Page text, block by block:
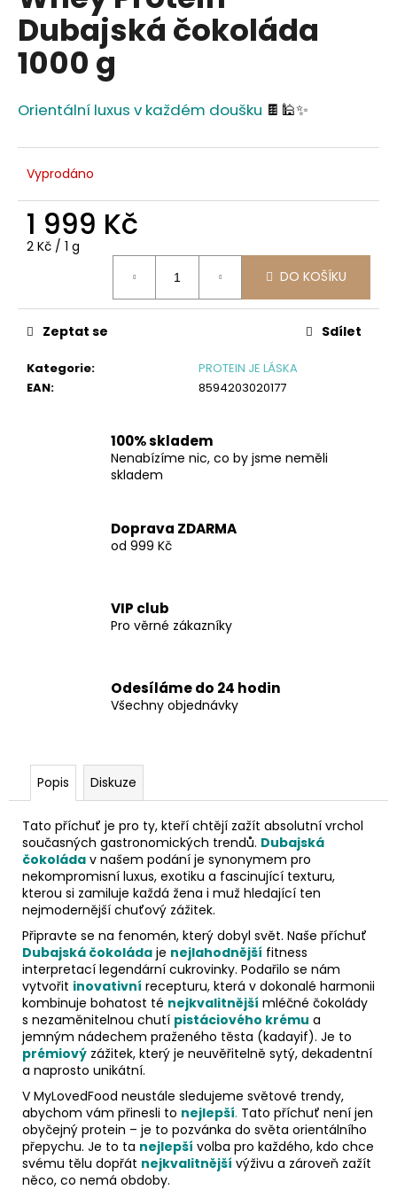
0,0
5
hvězdiček.
Dubajská čokoláda
1000 g
Orientální luxus v každém doušku 🍫🕌✨
Vyprodáno
1 999 Kč
Měrná
2 Kč / 1 g
DO KOŠÍKU
Kategorie:
PROTEIN JE LÁSKA
EAN: 8594203020177
Zeptat se Sdílet
100% skladem
Nenabízíme nic, co by jsme neměli
skladem
Doprava ZDARMA
od 999 Kč
VIP club
Pro věrné zákazníky
Odesíláme do 24 hodin
Všechny objednávky
Popis Diskuze
Tato příchuť je pro ty, kteří chtějí zažít absolutní vrchol
současných gastronomických trendů. Dubajská
čokoláda v našem podání je synonymem pro
nekompromisní luxus, exotiku a fascinující texturu,
kterou si zamiluje každá žena i muž hledající ten
nejmodernější chuťový zážitek.
Připravte se na fenomén, který dobyl svět. Naše příchuť
Dubajská čokoláda je nejlahodnější fitness
interpretací legendární cukrovinky. Podařilo se nám
vytvořit inovativní recepturu, která v dokonalé harmonii
kombinuje bohatost té nejkvalitnější mléčné čokolády
s nezaměnitelnou chutí pistáciového krému a
jemným nádechem praženého těsta (kadayif). Je to
prémiový zážitek, který je neuvěřitelně sytý, dekadentní
a naprosto unikátní.
V MyLovedFood neustále sledujeme světové trendy,
abychom vám přinesli to nejlepší. Tato příchuť není jen
obyčejný protein – je to pozvánka do světa orientálního
přepychu. Je to ta nejlepší volba pro každého, kdo chce
svému tělu dopřát nejkvalitnější výživu a zároveň zažít
něco, co nemá obdoby.
a
j
í
?
HLEDAT
o
p
o
u
č